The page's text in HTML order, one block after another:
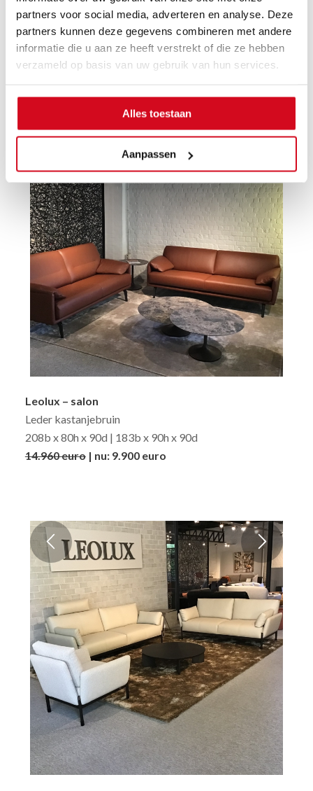
partners voor social media, adverteren en analyse. Deze
partners kunnen deze gegevens combineren met andere
informatie die u aan ze heeft verstrekt of die ze hebben
verzameld op basis van uw gebruik van hun services.
Alles toestaan
Aanpassen
Leolux – salon
Leder taupe
148b x 84h x 85d | 198b x 84h x 85d
Leolux – salon
Leder kastanjebruin
208b x 80h x 90d | 183b x 90h x 90d
14.960 euro| nu: 9.900 euro